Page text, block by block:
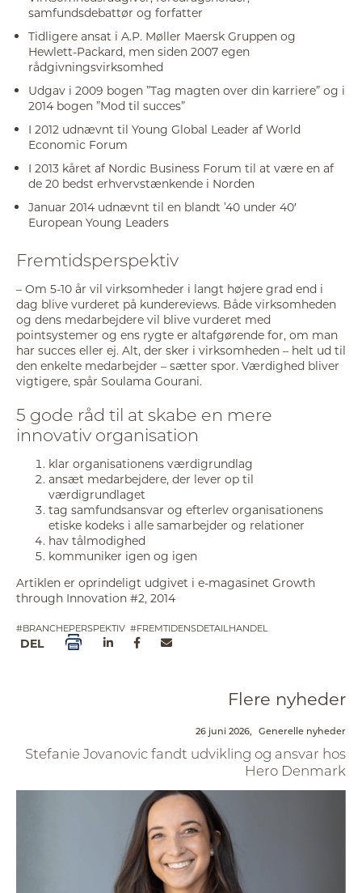
samfundsdebattør og forfatter
Tidligere ansat i A.P. Møller Maersk Gruppen og
Hewlett-Packard, men siden 2007 egen
rådgivningsvirksomhed
Udgav i 2009 bogen ”Tag magten over din karriere” og i
2014 bogen ”Mod til succes”
I 2012 udnævnt til Young Global Leader af World
Economic Forum
I 2013 kåret af Nordic Business Forum til at være en af
de 20 bedst erhvervstænkende i Norden
Januar 2014 udnævnt til en blandt ’40 under 40′
European Young Leaders
Fremtidsperspektiv
– Om 5-10 år vil virksomheder i langt højere grad end i
dag blive vurderet på kundereviews. Både virksomheden
og dens medarbejdere vil blive vurderet med
pointsystemer og ens rygte er altafgørende for, om man
har succes eller ej. Alt, der sker i virksomheden – helt ud til
den enkelte medarbejder – sætter spor. Værdighed bliver
vigtigere, spår Soulama Gourani.
5 gode råd til at skabe en mere
innovativ organisation
klar organisationens værdigrundlag
ansæt medarbejdere, der lever op til
værdigrundlaget
tag samfundsansvar og efterlev organisationens
etiske kodeks i alle samarbejder og relationer
hav tålmodighed
kommuniker igen og igen
Artiklen er oprindeligt udgivet i e-magasinet Growth
through Innovation #2, 2014
#BRANCHEPERSPEKTIV #FREMTIDENSDETAILHANDEL
DEL
Flere nyheder
26 juni 2026, Generelle nyheder
Stefanie Jovanovic fandt udvikling og ansvar hos
Hero Denmark